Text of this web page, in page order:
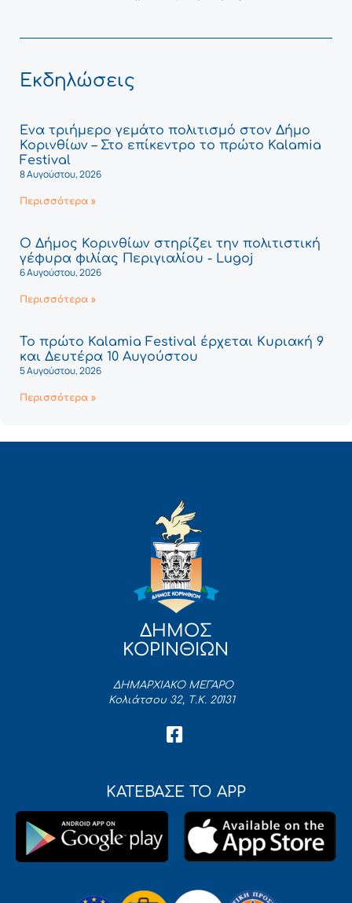
Εκδηλώσεις
Ένα τριήμερο γεμάτο πολιτισμό στον Δήμο
Κορινθίων – Στο επίκεντρο το πρώτο Kalamia
Festival
8 Αυγούστου, 2026
Περισσότερα »
Ο Δήμος Κορινθίων στηρίζει την πολιτιστική
γέφυρα φιλίας Περιγιαλίου - Lugoj
6 Αυγούστου, 2026
Περισσότερα »
Το πρώτο Kalamia Festival έρχεται Κυριακή 9
και Δευτέρα 10 Αυγούστου
5 Αυγούστου, 2026
Περισσότερα »
ΔΗΜΟΣ
ΚΟΡΙΝΘΙΩΝ
ΔΗΜΑΡΧΙΑΚΟ ΜΕΓΑΡΟ
Κολιάτσου 32, Τ.Κ. 20131
ΚΑΤΕΒΑΣΕ ΤΟ APP